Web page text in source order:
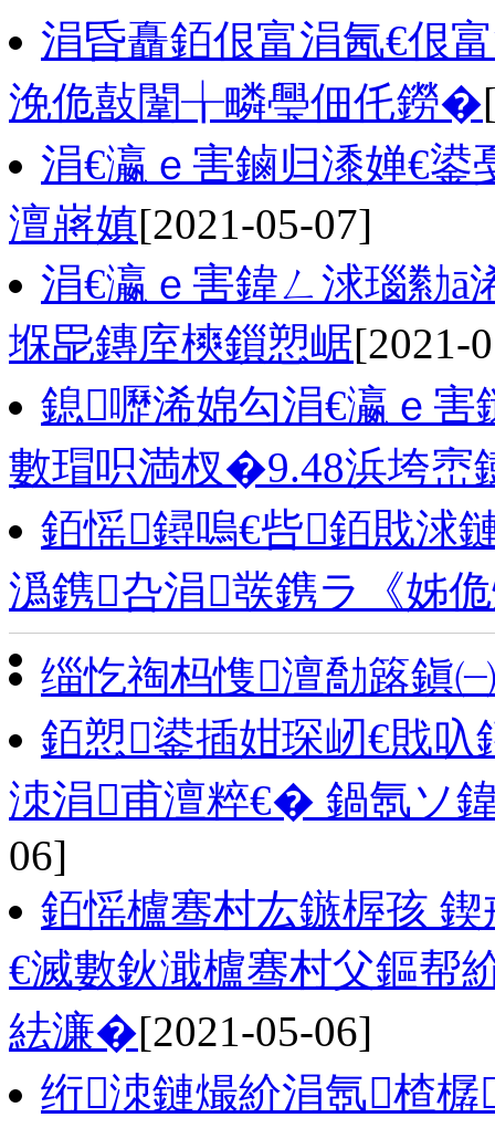
涓昏矗銆佷富涓氥€佷
浼佹敼闈╁疄璺佃仛鐒�
涓€瀛ｅ害鏀归潻婵€
澶嶈嫃[2021-05-07]
涓€瀛ｅ害鍏ㄥ浗瑙勬ā
堢巼鏄庢樉鎻愬崌[2021-
鎴嚦浠婂勾涓€瀛ｅ
數瑁呮満杈�9.48浜垮
銆愮鐞嗚€呰銆戝浗
潙鎸叴涓彂鎸ラ《姊
缁忔祹杩愯澶勪簬鎭
銆愬鍙插姏琛屻€戝
洓涓甫澶粹€� 鍋氬ソ
06]
銆愮櫨骞村厷鏃楃孩
€滅數鈥濈櫨骞村父鏂帮
紶濂�[2021-05-06]
绗洓鏈熶紒涓氬楂